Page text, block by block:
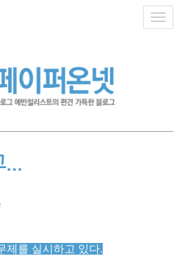
제를 실시하고 있다.